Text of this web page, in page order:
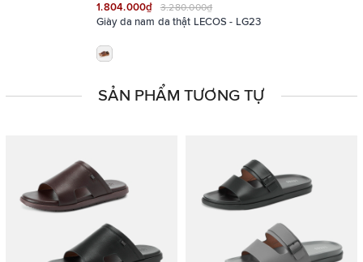
1.804.000₫ 3.280.000₫
Giày da nam da thật LECOS - LG23
SẢN PHẨM TƯƠNG TỰ